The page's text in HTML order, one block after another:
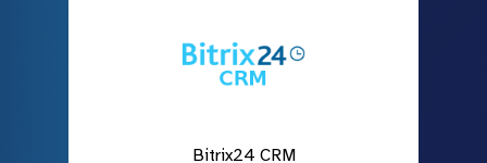
Bitrix24 CRM